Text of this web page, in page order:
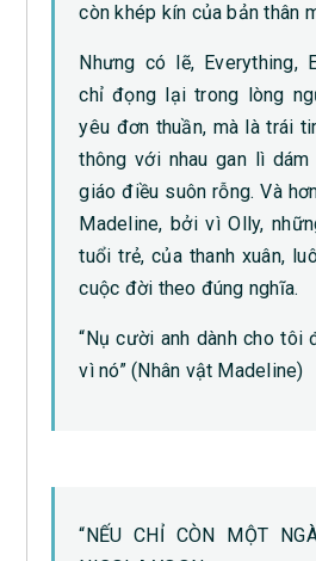
còn khép kín của bản thân
Nhưng có lẽ, Everything,
chỉ đọng lại trong lòng
yêu đơn thuần, mà là trái
thông với nhau gan lì
giáo điều suôn rỗng. Và
Madeline, bởi vì Olly,
tuổi trẻ, của thanh xuân,
cuộc đời theo đúng nghĩa.
“Nụ cười anh dành cho tôi
vì nó” (Nhân vật Madeline)
“NẾU CHỈ CÒN MỘT